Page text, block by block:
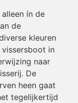
ín de
de
kleuren
in
naar
De
heen gaat
tegelijkertijd